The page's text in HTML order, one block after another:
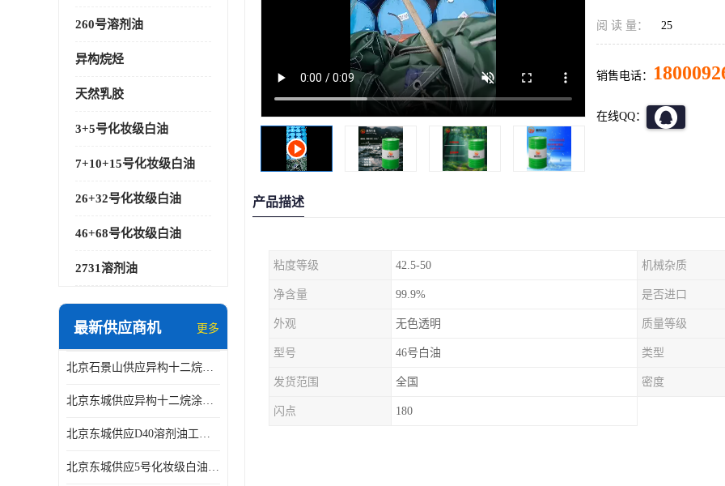
260号溶剂油
异构烷烃
天然乳胶
3+5号化妆级白油
7+10+15号化妆级白油
26+32号化妆级白油
46+68号化妆级白油
2731溶剂油
最新供应商机 更多
北京石景山供应异构十二烷香精助剂
北京东城供应异构十二烷涂料胶粘油墨稀释剂
北京东城供应D40溶剂油工业金属清洗
北京东城供应5号化妆级白油钻井液润滑剂
阅 读 量： 25
销售电话：
在线QQ：
产品描述
粘度等级 42.5-50 机械杂质
净含量 99.9% 是否进口
外观 无色透明 质量等级
型号 46号白油 类型
发货范围 全国 密度
闪点 180